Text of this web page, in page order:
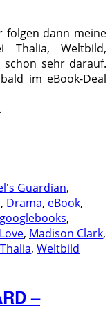
folgen dann meine
Thalia, Weltbild,
sehr darauf.
im eBook-Deal
Guardian,
, Drama, eBook,
googlebooks,
Love, Madison Clark,
Thalia, Weltbild
–